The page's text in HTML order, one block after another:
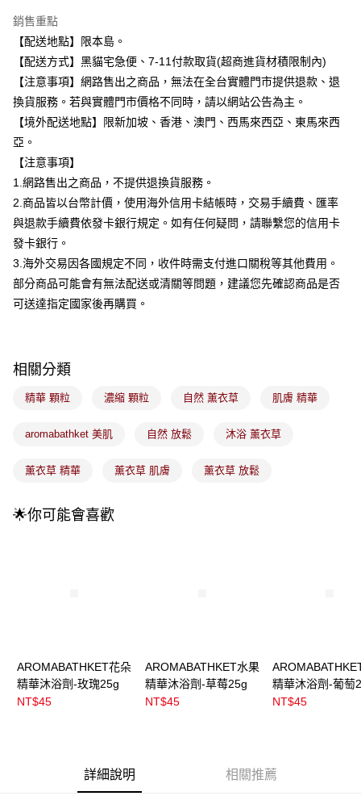
台新國際商業銀行
台灣樂天信用卡公司
Google Pay
全盈+PAY
大哥付你分期
相關說明
【大哥付你分期使用說明】
1.本服務由台灣大哥大提供，台灣大哥大用戶可立即使用無須另外申請。
2.付款方式選擇「大哥付你分期」，訂單成立後會自動跳轉到大哥付的交易
流程，驗證手機門號後，選擇欲分期的期數、繳款截止日，確認付款後即完
成交易。
3.實際核准額度、可分期數及費用金額請依後續交易確認頁面所載為準。
消。如遇「轉專審核」未通過狀況，表示未達大哥付你分期系統評分，恕無
法說明評估內容。
【繳款方式說明】
1.分期款項不併入電信帳單，「大哥付你分期」於每月結算日後寄送繳費提
醒簡訊。
2.透過簡訊連結打開帳單後，可選擇「超商條碼／台灣大直營門市／銀行轉
1.本服務係由「台灣大哥大股份有限公司」（以下簡稱本公司）所提供，讓
用戶於交易時，得透過本服務購買商品或服務，並由商店將買賣／分期付款
2.基於同意付款使用「大哥付你分期」之契約關係目的，商店將以您的個人
由本公司與您本人進行分期帳單所需資料之確認、核對及更正。
ATM付款
運送方式
全家取貨付款
每筆NT$100，滿NT$899(含以上)免運費
付款後全家取貨
每筆NT$100，滿NT$899(含以上)免運費
7-11取貨付款
付款後7-11取貨
每筆NT$100，滿NT$899(含以上)免運費
付款後門市自取
國家/地區配送
銷售重點
【配送地點】限本島。
【配送方式】黑貓宅急便、7-11付款取貨(超商進貨材積限制內)
【注意事項】網路售出之商品，無法在全台實體門市提供退款、退
換貨服務。若與實體門市價格不同時，請以網站公告為主。
【境外配送地點】限新加坡、香港、澳門、西馬來西亞、東馬來西
亞。
【注意事項】
1.網路售出之商品，不提供退換貨服務。
2.商品皆以台幣計價，使用海外信用卡結帳時，交易手續費、匯率
與退款手續費依發卡銀行規定。如有任何疑問，請聯繫您的信用卡
發卡銀行。
3.海外交易因各國規定不同，收件時需支付進口關稅等其他費用。
部分商品可能會有無法配送或清關等問題，建議您先確認商品是否
可送達指定國家後再購買。
相關分類
精華 顆粒 濃縮 顆粒 自然 薰衣草 肌膚 精華
aromabathket 美肌 自然 放鬆 沐浴 薰衣草
薰衣草 精華 薰衣草 肌膚 薰衣草 放鬆
🌟你可能會喜歡
AROMABATHKET花朵
精華沐浴劑-玫瑰25g
NT$45
AROMABATHKET水果
精華沐浴劑-草莓25g
NT$45
精華沐浴劑-葡萄
NT$45
詳細說明 相關推薦